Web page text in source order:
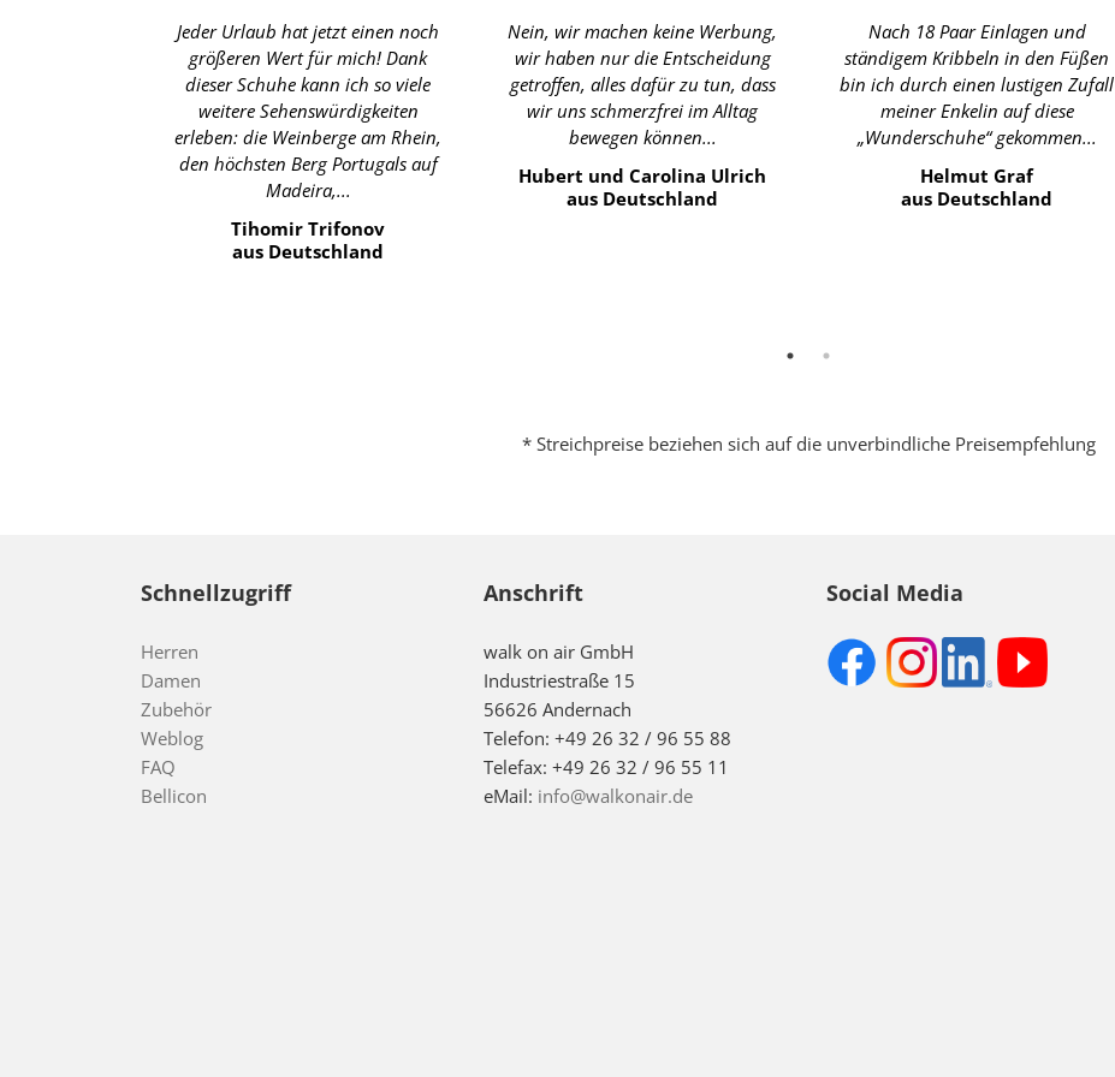
Jeder Urlaub hat jetzt einen noch
größeren Wert für mich! Dank
dieser Schuhe kann ich so viele
weitere Sehenswürdigkeiten
erleben: die Weinberge am Rhein,
den höchsten Berg Portugals auf
Madeira,...
Tihomir Trifonov
aus Deutschland
Nein, wir machen keine Werbung,
wir haben nur die Entscheidung
getroffen, alles dafür zu tun, dass
wir uns schmerzfrei im Alltag
bewegen können...
Hubert und Carolina Ulrich
aus Deutschland
Nach 18 Paar Einlagen und
ständigem Kribbeln in den Füßen
bin ich durch einen lustigen Zufall
meiner Enkelin auf diese
„Wunderschuhe“ gekommen...
Helmut Graf
aus Deutschland
* Streichpreise beziehen sich auf die unverbindliche Preisempfehlung
Schnellzugriff
Herren
Damen
Zubehör
Weblog
FAQ
Bellicon
Anschrift
walk on air GmbH
Industriestraße 15
56626 Andernach
Telefon: +49 26 32 / 96 55 88
Telefax: +49 26 32 / 96 55 11
eMail: info@walkonair.de
Social Media